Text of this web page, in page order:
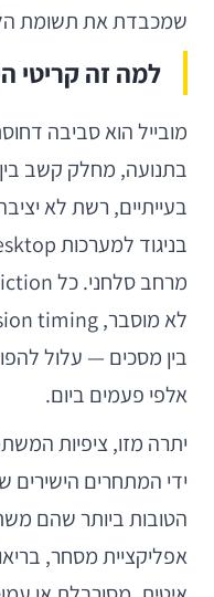
שמכבדת את תשומת
למה זה קריטי
מובייל הוא סביבה
בתנועה, מחלק קשב
בעייתיים, רשת לא
בין מסכים — עלול
אלפי פעמים ביום.
יתרה מזו, ציפיות
ידי המתחרים הישירים
הטובות ביותר שהם